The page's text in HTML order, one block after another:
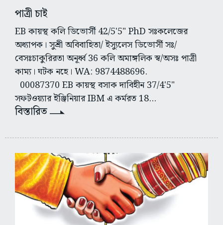
পাত্রী চাই
EB কায়স্থ কলি ডিভোর্সী 42/5'5" PhD সঃকলেজের
অধ্যাপক। সুশ্রী অবিবাহিতা/ ইস্যুলেস ডিভোর্সী সঃ/
বেসঃচাকুরিরতা অনূর্ধ্ব 36 কলি অমাঙ্গলিক স্ব/অসঃ পাত্রী
কাম্য। ঘটক নহে। WA: 9874488696.
00087370 EB কায়স্থ বসাক দাবিহীন 37/4'5"
সফটওয়্যার ইঞ্জিনিয়ার IBM এ কর্মরত 18...
বিস্তারিত